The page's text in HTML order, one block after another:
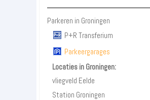
Parkeren in Groningen
P+R Transferium
Parkeergarages
Locaties in Groningen:
vliegveld Eelde
Station Groningen